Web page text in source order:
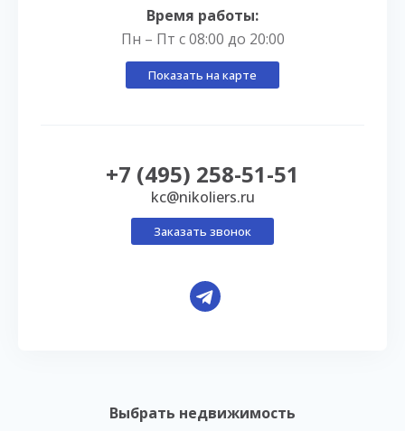
Выбрать недвижимость
Время работы:
Пн – Пт с 08:00 до 20:00
Показать на карте
+7 (495) 258-51-51
kc@nikoliers.ru
Заказать звонок